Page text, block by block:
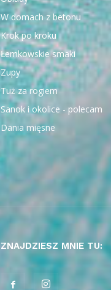
W domach z betonu
Krok po kroku
Łemkowskie smaki
Zupy
Tuż za rogiem
Sanok i okolice - polecam
Dania mięsne
ZNAJDZIESZ MNIE TU: